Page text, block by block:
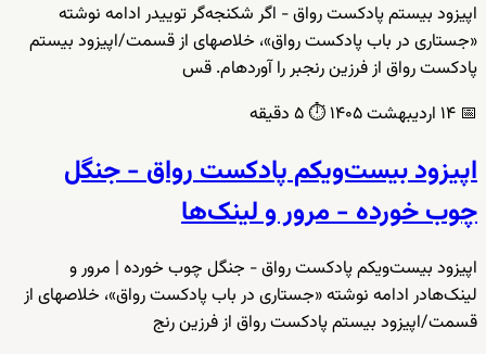
اپیزود بیستم پادکست رواق - اگر شکنجه‌گر توییدر ادامه نوشته
«جستاری در باب پادکست رواق»، خلاصهای از قسمت/اپیزود بیستم
پادکست رواق از فرزین رنجبر را آوردهام. قس
📅
⏱️
اپیزود بیست‌ویکم پادکست رواق - جنگل
چوب خورده - مرور و لینک‌ها
اپیزود بیست‌ویکم پادکست رواق - جنگل چوب خورده | مرور و
لینک‌هادر ادامه نوشته «جستاری در باب پادکست رواق»، خلاصهای از
قسمت/اپیزود بیستم پادکست رواق از فرزین رنج